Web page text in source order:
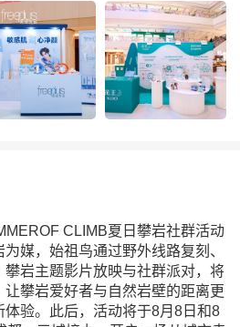
CLIMB夏日攀岩社群活动
媒，始祖鸟通过野外线路复刻、
岩主题影片放映与社群派对，将
攀岩爱好者与自然岩壁的距离更
验。此后，活动将于8月8日和8